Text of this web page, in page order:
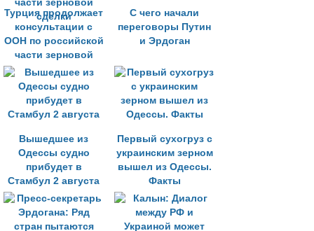
Турция продолжает
консультации с
ООН по российской
части зерновой
сделки
C чего начали
переговоры Путин
и Эрдоган
Вышедшее из
Одессы судно
прибудет в
Стамбул 2 августа
Первый сухогруз с
украинским зерном
вышел из Одессы.
Факты